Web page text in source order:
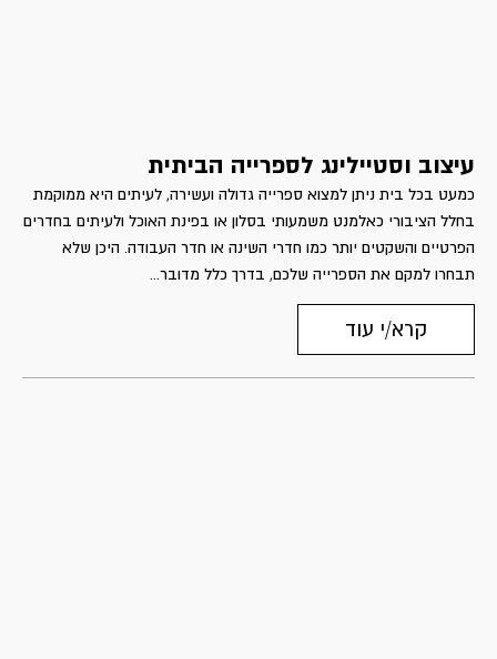
עיצוב וסטיילינג לספרייה הביתית
כמעט בכל בית ניתן למצוא ספרייה גדולה ועשירה, לעיתים היא ממוקמת
בחלל הציבורי כאלמנט משמעותי בסלון או בפינת האוכל ולעיתים בחדרים
הפרטיים והשקטים יותר כמו חדרי השינה או חדר העבודה. היכן שלא
תבחרו למקם את הספרייה שלכם, בדרך כלל מדובר...
קרא/י עוד